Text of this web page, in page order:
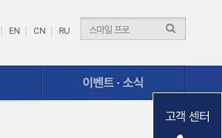
고객 센터
EN CN RU